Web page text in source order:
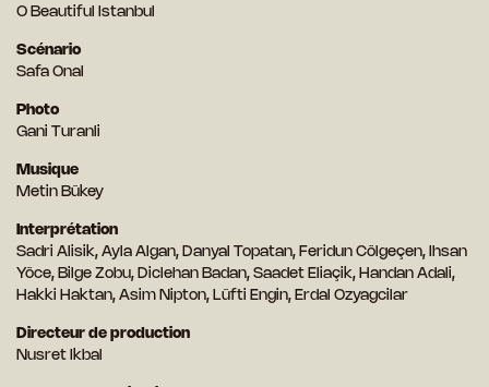
O Beautiful Istanbul
Scénario
Safa Onal
Photo
Gani Turanli
Musique
Metin Bükey
Interprétation
Sadri Alisik, Ayla Algan, Danyal Topatan, Feridun Cölgeçen, Ihsan
Yöce, Bilge Zobu, Diclehan Badan, Saadet Eliaçik, Handan Adali,
Hakki Haktan, Asim Nipton, Lüfti Engin, Erdal Ozyagcilar
Directeur de production
Nusret Ikbal